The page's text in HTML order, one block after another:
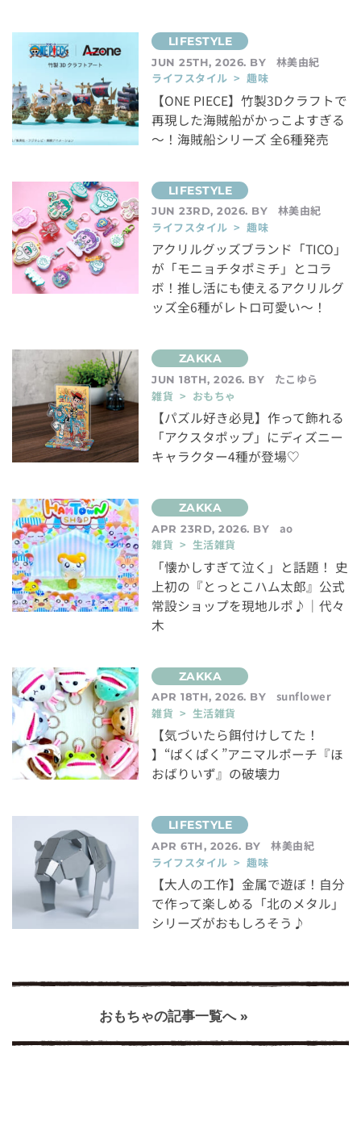
JUN 25TH, 2026. BY
林美由紀
ライフスタイル > 趣味
【ONE PIECE】竹製3Dクラフトで
再現した海賊船がかっこよすぎる
～！海賊船シリーズ 全6種発売
JUN 23RD, 2026. BY
林美由紀
ライフスタイル > 趣味
アクリルグッズブランド「TICO」
が「モニョチタポミチ」とコラ
ボ！推し活にも使えるアクリルグ
ッズ全6種がレトロ可愛い～！
JUN 18TH, 2026. BY
たこゆら
雑貨 > おもちゃ
【パズル好き必見】作って飾れる
「アクスタポップ」にディズニー
キャラクター4種が登場♡
APR 23RD, 2026. BY
ao
雑貨 > 生活雑貨
「懐かしすぎて泣く」と話題！ 史
上初の『とっとこハム太郎』公式
常設ショップを現地ルポ♪｜代々
木
APR 18TH, 2026. BY
sunflower
雑貨 > 生活雑貨
【気づいたら餌付けしてた！
】“ぱくぱく”アニマルポーチ『ほ
おばりいず』の破壊力
APR 6TH, 2026. BY
林美由紀
ライフスタイル > 趣味
【大人の工作】金属で遊ぼ！自分
で作って楽しめる「北のメタル」
シリーズがおもしろそう♪
おもちゃの記事一覧へ »